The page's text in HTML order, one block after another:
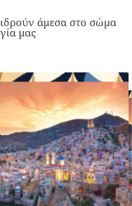
άμεσα στο σώμα
μας